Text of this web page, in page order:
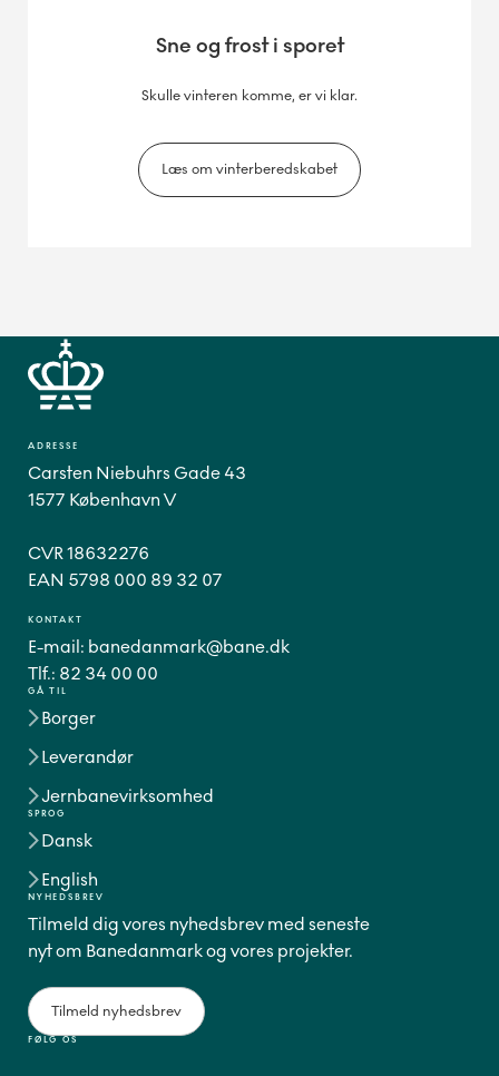
Sne og frost i sporet
Skulle vinteren komme, er vi klar.
Læs om vinterberedskabet
GÅ TIL
Borger
Leverandør
Jernbanevirksomhed
SPROG
Dansk
English
FØLG OS
ADRESSE
Carsten Niebuhrs Gade 43
1577 København V
CVR 18632276
EAN 5798 000 89 32 07
KONTAKT
E-mail: banedanmark@bane.dk
Tlf.: 82 34 00 00
NYHEDSBREV
Tilmeld dig vores nyhedsbrev med seneste
nyt om Banedanmark og vores projekter.
Tilmeld nyhedsbrev